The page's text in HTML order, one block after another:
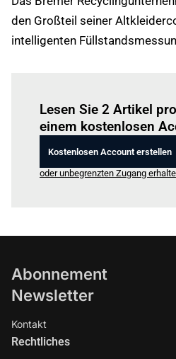
den Großteil seiner
intelligenten
Lesen Sie 2 Artikel
einem kostenlosen
Kostenlosen Account erstellen
oder unbegrenzten Zugang
Abonnement
Newsletter
Kontakt
Rechtliches